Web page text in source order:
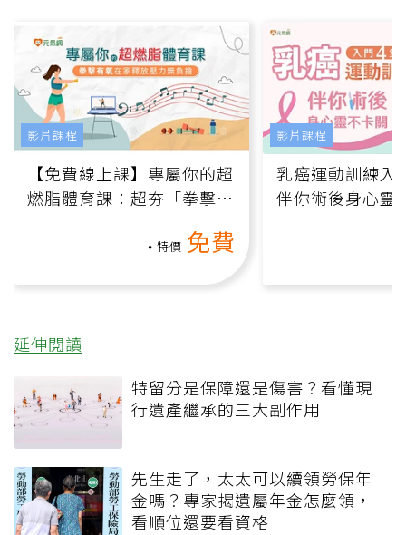
【免費線上課】專屬你的超
燃脂體育課：超夯「拳擊有
特價 免費
影片課程
乳癌運動訓練入
伴你術後身心靈
影片課程
延伸閱讀
特留分是保障還是傷害？看懂現
行遺產繼承的三大副作用
先生走了，太太可以續領勞保年
金嗎？專家揭遺屬年金怎麼領，
看順位還要看資格